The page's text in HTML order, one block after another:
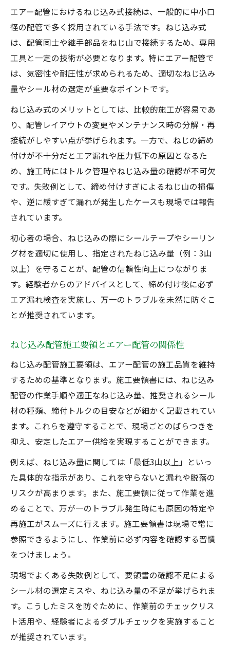
す方法
エアー配管現場での適切なねじ込み量管理
術
配管 ねじ込み 接続の失敗を防ぐ現場実践の
工夫
ねじ込み 配管 外し 方の基本と作業時の注意
点
現場で役立つ配管と配管をつなぐ部品の選
定基準
ねじ込み配管のメリットと注意すべき実践ポイ
ント
エアー配管におけるねじ込み配管の主なメ
リット
ねじ込み配管施工要領を守る重要性と注意
事項
配管 ねじ込み 接続で押さえるべき実践ポイ
ント
配管と配管を確実につなぐ部品の選び方
ねじ込み 配管 外し 方で失敗しないための工
夫
ねじ込み配管 ねじ込み量を正確に管理する
施工品質を高める配管 ねじ込み 接続の実践
方法
ねじ込み量不足によるエアー配管のリスク
標準施工要領に基づくねじ込み配管の調整
術
配管接続方法の種類を知りトラブルを防ぐ方法
エアー配管で使える配管接続方法 種類の解
説
ねじ込み配管と他方式の特徴を比較する視
点
配管 ねじ込み 接続のトラブル事例と対策
現場で役立つ配管と配管をつなぐ部品の選
定法
フランジ方式や溶接式との違いを理解する
ねじ込み方式でエアー配管を確実につなぐコツ
エアー配管におけるねじ込み式接続は、一般的に中小口
径の配管で多く採用されている手法です。ねじ込み式
は、配管同士や継手部品をねじ山で接続するため、専用
工具と一定の技術が必要となります。特にエアー配管で
は、気密性や耐圧性が求められるため、適切なねじ込み
量やシール材の選定が重要なポイントです。
ねじ込み式のメリットとしては、比較的施工が容易であ
り、配管レイアウトの変更やメンテナンス時の分解・再
接続がしやすい点が挙げられます。一方で、ねじの締め
付けが不十分だとエア漏れや圧力低下の原因となるた
め、施工時にはトルク管理やねじ込み量の確認が不可欠
です。失敗例として、締め付けすぎによるねじ山の損傷
や、逆に緩すぎて漏れが発生したケースも現場では報告
されています。
初心者の場合、ねじ込みの際にシールテープやシーリン
グ材を適切に使用し、指定されたねじ込み量（例：3山
以上）を守ることが、配管の信頼性向上につながりま
す。経験者からのアドバイスとして、締め付け後に必ず
エア漏れ検査を実施し、万一のトラブルを未然に防ぐこ
とが推奨されています。
ねじ込み配管施工要領とエアー配管の関係性
ねじ込み配管施工要領は、エアー配管の施工品質を維持
するための基準となります。施工要領書には、ねじ込み
配管の作業手順や適正なねじ込み量、推奨されるシール
材の種類、締付トルクの目安などが細かく記載されてい
ます。これらを遵守することで、現場ごとのばらつきを
抑え、安定したエアー供給を実現することができます。
例えば、ねじ込み量に関しては「最低3山以上」といっ
た具体的な指示があり、これを守らないと漏れや脱落の
リスクが高まります。また、施工要領に従って作業を進
めることで、万が一のトラブル発生時にも原因の特定や
再施工がスムーズに行えます。施工要領書は現場で常に
参照できるようにし、作業前に必ず内容を確認する習慣
をつけましょう。
現場でよくある失敗例として、要領書の確認不足による
シール材の選定ミスや、ねじ込み量の不足が挙げられま
す。こうしたミスを防ぐために、作業前のチェックリス
ト活用や、経験者によるダブルチェックを実施すること
が推奨されています。